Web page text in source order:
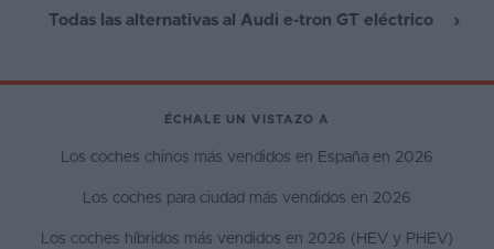
Todas las alternativas al Audi e-tron GT eléctrico
ÉCHALE UN VISTAZO A
Los coches chinos más vendidos en España en 2026
Los coches para ciudad más vendidos en 2026
Los coches híbridos más vendidos en 2026 (HEV y PHEV)